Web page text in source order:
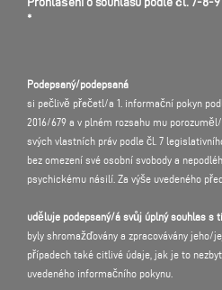
Pinacher Straße 61
poštovní adrese nebo e-mailové adrese
datenschutzbeauftragter@elumatec.com.
2. Shromažďování údajů k systémově
Váš internetový prohlížeč zašle při
mimo jiné o datum a přesný čas přístupu,
vyhledaný soubor, typ prohlížeče, operační
adresu. Tyto údaje jsou ukládány odděleně
v rámci používání naší nabídky. Přiřazení
*
Podepsaný/podepsaná
si pečlivě přečetl/a 1. informační pokyn
2016/679 a v plném rozsahu mu
svých vlastních práv podle čl. 7
bez omezení své osobní svobody a
psychickému násilí. Za výše uvedeného
uděluje podepsaný/á svůj úplný souhlas s
byly shromažďovány a zpracovávány jeho/
případech také citlivé údaje, jak je to
uvedeného informačního pokynu.